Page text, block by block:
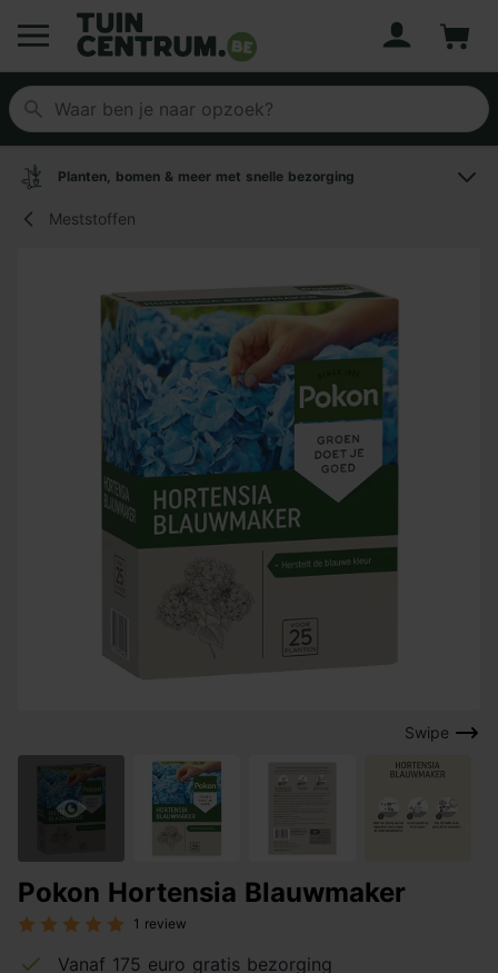
Logo Tuincentrum.be
Planten, bomen & meer met snelle bezorging
Meststoffen
Swipe
Pokon Hortensia Blauwmaker
1 review
Vanaf 175 euro gratis bezorging